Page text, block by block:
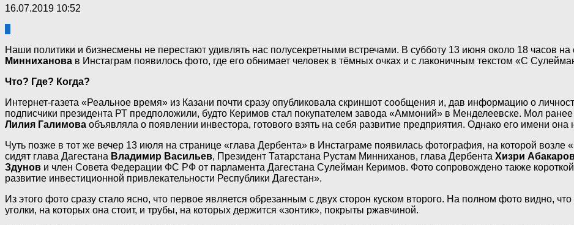
16.07.2019 10:52
Наши политики и бизнесмены не перестают удивлять нас полусекретными встречами. В субботу 13 июня около 18 часов на
Минниханова в Инстаграм появилось фото, где его обнимает человек в тёмных очках и с лаконичным текстом «С
Что? Где? Когда?
Интернет-газета «Реальное время» из Казани почти сразу опубликовала скриншот сообщения и, дав информацию о
подписчики президента РТ предположили, будто Керимов стал покупателем завода «Аммоний» в Менделеевске. Мол
Лилия Галимова объявляла о появлении инвестора, готового взять на себя развитие предприятия. Однако его имени она
Чуть позже в тот же вечер 13 июля на странице «глава Дербента» в Инстаграме появилась фотография, на которой возле
сидят глава Дагестана Владимир Васильев, Президент Татарстана Рустам Минниханов, глава Дербента Хизри
Здунов и член Совета Федерации ФС РФ от парламента Дагестана Сулейман Керимов. Фото сопровождено также
развитие инвестиционной привлекательности Республики Дагестан».
Из этого фото сразу стало ясно, что первое является обрезанным с двух сторон куском второго. На полном фото видно,
уголки, на которых она стоит, и трубы, на которых держится «зонтик», покрыты ржавчиной.